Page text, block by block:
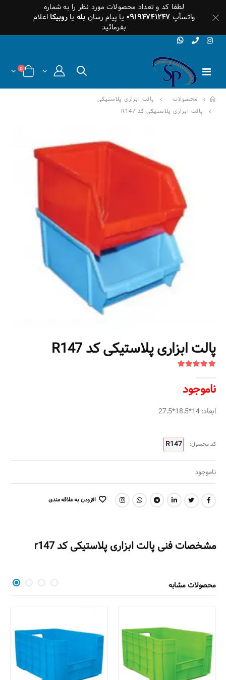
لطفا کد و تعداد محصولات مورد نظر را به شماره
واتسآپ۰۹۱۹۴۷۴۱۲۴۷ یا پیام رسان بله یاروبیکا اعلام
بفرمائید
0
محصولات
پالت ابزاری پلاستیکی
پالت ابزاری پلاستیکی کد R147
پالت ابزاری پلاستیکی کد R147
ناموجود
ابعاد: 14*18.5*27.5
کد محصول: R147
ناموجود
اشتراک گذاری: افزودن به علاقه مندی
مشخصات فنی پالت ابزاری پلاستیکی کد r147
محصولات مشابه